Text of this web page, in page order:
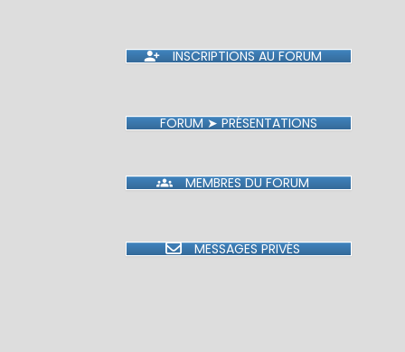
INSCRIPTIONS AU FORUM
FORUM ➤ PRÉSENTATIONS
MEMBRES DU FORUM
MESSAGES PRIVÉS